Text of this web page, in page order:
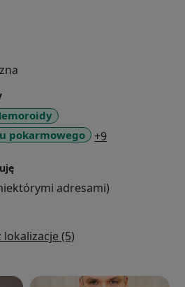
gastro-, jak i
wykonuję większość z
chirurgicznych. Przez wiele lat
z zakresu chirurgii ogólnej.
oraz we własnych
i Poddębicach.
pokarmowego
+9
adresami)
lokalizacje (5)